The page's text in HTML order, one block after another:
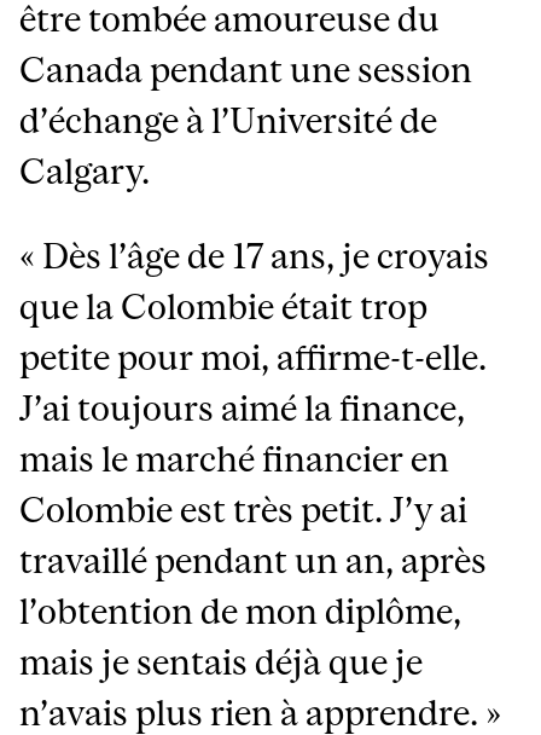
être tombée amoureuse du
Canada pendant une session
d’échange à l’Université de
Calgary.
« Dès l’âge de 17 ans, je croyais
que la Colombie était trop
petite pour moi, affirme-t-elle.
J’ai toujours aimé la finance,
mais le marché financier en
Colombie est très petit. J’y ai
travaillé pendant un an, après
l’obtention de mon diplôme,
mais je sentais déjà que je
n’avais plus rien à apprendre. »